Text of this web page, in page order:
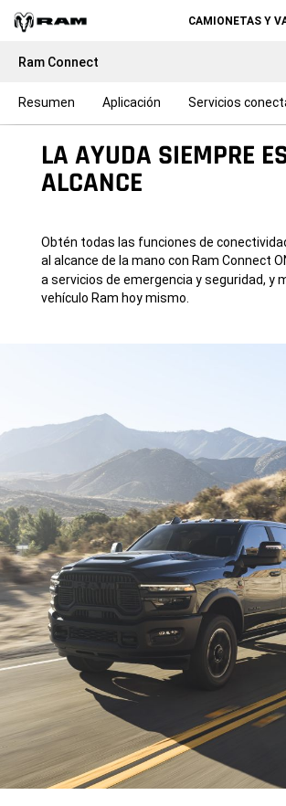
CAMIONETAS Y
Ram Connect
Resumen Aplicación Servicios
LA AYUDA SIEMPRE
ALCANCE
Obtén todas las funciones de
al alcance de la mano con Ram Connect
a servicios de emergencia y seguridad, y
vehículo Ram hoy mismo.